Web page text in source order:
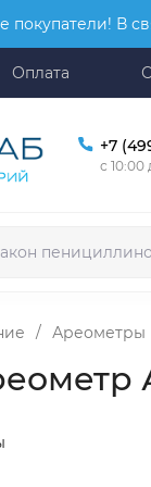
покупатели! В
Оплата
+7
с
/ Ареометры